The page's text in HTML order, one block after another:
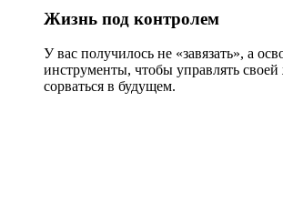
Жизнь под контролем
У вас получилось не «завязать», а
инструменты, чтобы управлять
сорваться в будущем.